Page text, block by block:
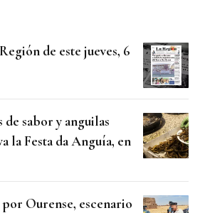
de este jueves, 6
sabor y anguilas
la Festa da Anguía, en
por Ourense, escenario